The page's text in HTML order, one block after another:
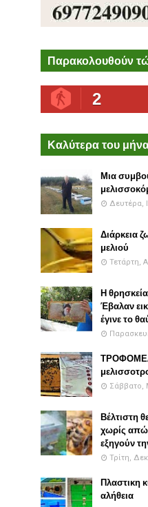
Παρακολουθούν
2
Καλύτερα του
Μια
Δευτέρα,
Διάρκεια
μελιού
Τετάρτη,
Η
Έβαλαν
έγινε το
Σάββατο,
Βέλτιστη
χωρίς
εξηγούν
Τρίτη,
Πλαστικη
αλήθεια